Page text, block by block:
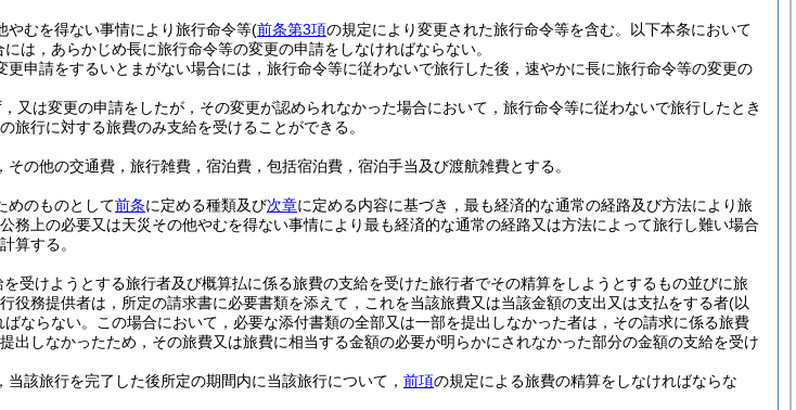
やむを得ない事情により旅行命令等(前条第3項の規定により変更された旅行命令等を含む。以下本条において
は，あらかじめ長に旅行命令等の変更の申請をしなければならない。
更申請をするいとまがない場合には，旅行命令等に従わないで旅行した後，速やかに長に旅行命令等の変更の
又は変更の申請をしたが，その変更が認められなかった場合において，旅行命令等に従わないで旅行したとき
旅行に対する旅費のみ支給を受けることができる。
の他の交通費，旅行雑費，宿泊費，包括宿泊費，宿泊手当及び渡航雑費とする。
めのものとして前条に定める種類及び次章に定める内容に基づき，最も経済的な通常の経路及び方法により旅
務上の必要又は天災その他やむを得ない事情により最も経済的な通常の経路又は方法によって旅行し難い場合
算する。
を受けようとする旅行者及び概算払に係る旅費の支給を受けた旅行者でその精算をしようとするもの並びに旅
役務提供者は，所定の請求書に必要書類を添えて，これを当該旅費又は当該金額の支出又は支払をする者(以
ならない。
この場合において，必要な添付書類の全部又は一部を提出しなかった者は，その請求に係る旅費
出しなかったため，その旅費又は旅費に相当する金額の必要が明らかにされなかった部分の金額の支給を受け
該旅行を完了した後所定の期間内に当該旅行について， 前項の規定による旅費の精算をしなければならな